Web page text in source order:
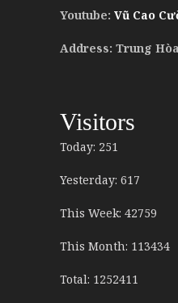
Youtube: Vũ Cao
Address: Trung
Visitors
Today: 251
Yesterday: 617
This Week: 42759
This Month: 113434
Total: 1252411